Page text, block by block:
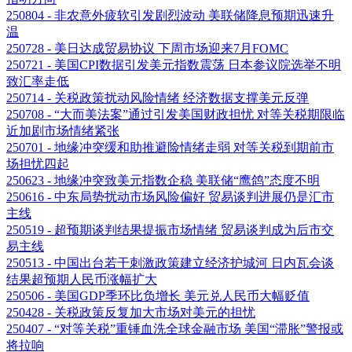
250804 - 非农意外疲软引发剧烈波动 美联储降息预期迅速升
温
250728 - 美日达成贸易协议 下周市场迎来7月FOMC
250721 - 美国CPI数据引发美元指数震荡 日本参议院选举不明
致汇率走低
250714 - 关税政策扰动风险情绪 经济数据支撑美元反弹
250708 - “大而美法案”通过引发美国财政担忧 对等关税期限临
近加剧市场情绪紧张
250701 - 地缘冲突缓和助推避险情绪走弱 对等关税到期前市
场担忧四起
250623 - 地缘冲突致美元指数企稳 美联储“鹰鸽”态度不明
250616 - 中东局势扰动市场风险偏好 贸易谈判进展仍是汇市
主线
250519 - 超预期谈判结果提振市场情绪 贸易谈判成为后市交
易主线
250513 - 中国出台若干刺激政策建立经济护城河 日内瓦会谈
结果超预期人民币涨幅扩大
250506 - 美国GDP季环比负增长 美元兑人民币大幅贬值
250428 - 关税政策反复加大市场对美元的担忧
250407 - “对等关税”重锤血洗全球金融市场 美国“滞胀”警报或
将拉响